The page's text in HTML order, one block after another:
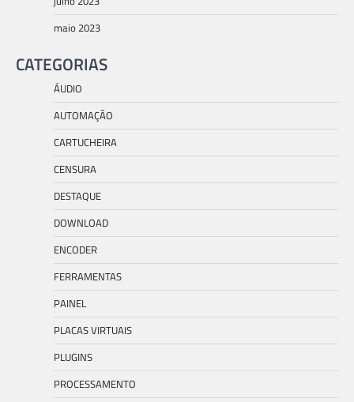
maio 2023
CATEGORIAS
ÁUDIO
AUTOMAÇÃO
CARTUCHEIRA
CENSURA
DESTAQUE
DOWNLOAD
ENCODER
FERRAMENTAS
PAINEL
PLACAS VIRTUAIS
PLUGINS
PROCESSAMENTO